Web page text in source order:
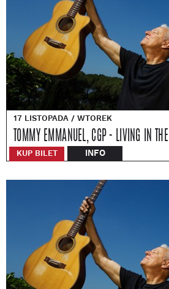
17 LISTOPADA / WTOREK
TOMMY EMMANUEL, CGP - LIVING IN
KUP BILET INFO